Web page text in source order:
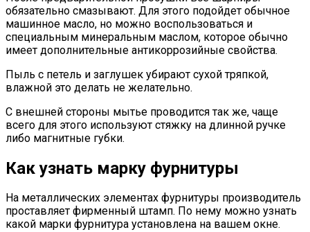
обязательно смазывают. Для этого подойдет обычное
машинное масло, но можно воспользоваться и
специальным минеральным маслом, которое обычно
имеет дополнительные антикоррозийные свойства.
Пыль с петель и заглушек убирают сухой тряпкой,
влажной это делать не желательно.
С внешней стороны мытье проводится так же, чаще
всего для этого используют стяжку на длинной ручке
либо магнитные губки.
Как узнать марку фурнитуры
На металлических элементах фурнитуры производитель
проставляет фирменный штамп. По нему можно узнать
какой марки фурнитура установлена на вашем окне.